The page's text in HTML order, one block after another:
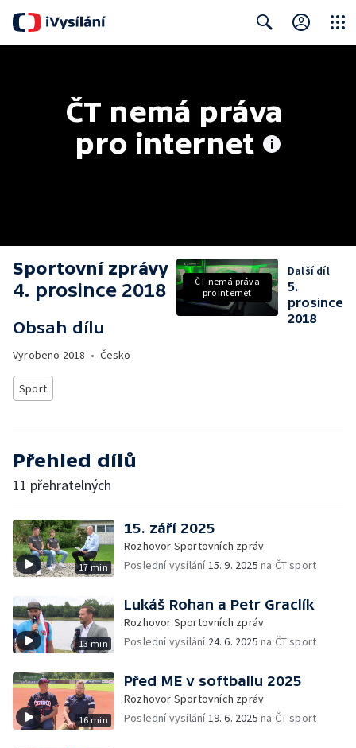
ČT nemá práva
pro internet
Sportovní zprávy
4. prosince 2018
Obsah dílu
Vyrobeno 2018 • Česko
Sport
ČT nemá práva
pro internet
Další díl
5.
prosince
2018
Přehled dílů
11 přehratelných
17 min
15. září 2025
Rozhovor Sportovních zpráv
Poslední vysílání15. 9. 2025 na ČT sport
13 min
Lukáš Rohan a Petr Graclík
Rozhovor Sportovních zpráv
Poslední vysílání 24. 6. 2025 na ČT sport
16 min
Před ME v softballu 2025
Rozhovor Sportovních zpráv
Poslední vysílání19. 6. 2025 na ČT sport